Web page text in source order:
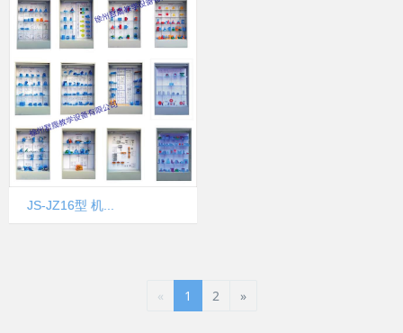
JS-JZ16型 机...
« 1 2 »